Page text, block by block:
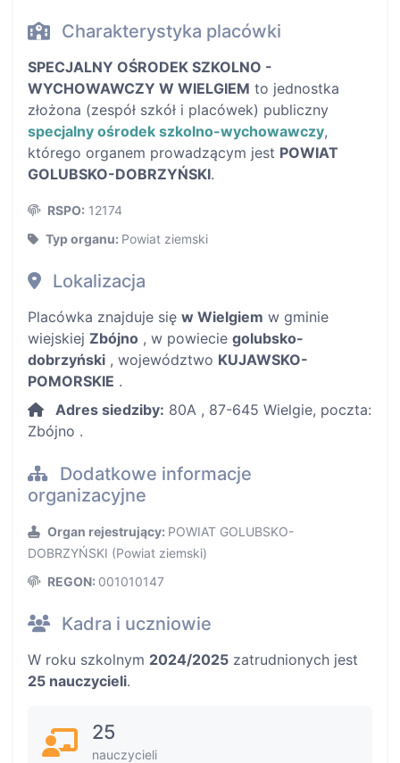
Charakterystyka placówki
SPECJALNY OŚRODEK SZKOLNO -
WYCHOWAWCZY W WIELGIEM to jednostka
złożona (zespół szkół i placówek) publiczny
specjalny ośrodek szkolno-wychowawczy,
którego organem prowadzącym jest POWIAT
GOLUBSKO-DOBRZYŃSKI.
RSPO: 12174
Typ organu: Powiat ziemski
Lokalizacja
Placówka znajduje się w Wielgiem w gminie
wiejskiej Zbójno , w powiecie golubsko-
dobrzyński , województwo KUJAWSKO-
POMORSKIE .
Adres siedziby: 80A , 87-645 Wielgie, poczta:
Zbójno .
Dodatkowe informacje
organizacyjne
Organ rejestrujący: POWIAT GOLUBSKO-
DOBRZYŃSKI (Powiat ziemski)
REGON: 001010147
Kadra i uczniowie
W roku szkolnym 2024/2025 zatrudnionych jest
25 nauczycieli.
25
nauczycieli